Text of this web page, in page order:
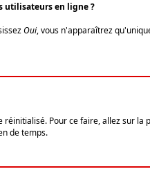
utilisateurs en ligne ?
Oui, vous n'apparaîtrez
Pour ce faire, allez sur la
de temps.